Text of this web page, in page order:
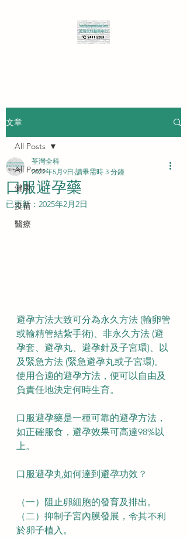
文章
All Posts
健康
疫苗
醫療
All Posts
口服避孕藥
荃灣全科
2022年5月9日 讀畢需時 3 分鐘
已更新： 2025年2月2日
避孕方法大致可分為永久方法 (輸卵管
或輸精管結紮手術)、非永久方法 (避
孕套、避孕丸、避孕針及子宮環)、以
及緊急方法 (緊急避孕丸或子宮環)。
使用合適的避孕方法，便可以自由及
負責任地決定何時生育。
口服避孕藥是一種可靠的避孕方法，
如正確服食，避孕效果可高達98%以
上。
口服避孕丸如何達到避孕功效？
（一）阻止卵細胞的發育及排出。
（二）抑制子宮內膜發展，令其不利
於卵子植入。